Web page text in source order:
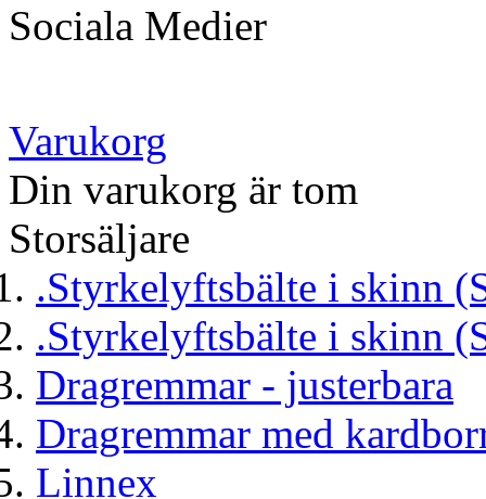
Sociala Medier
Varukorg
Din varukorg är tom
Storsäljare
.Styrkelyftsbälte i skinn
.Styrkelyftsbälte i skinn
Dragremmar - justerbara
Dragremmar med
Linnex